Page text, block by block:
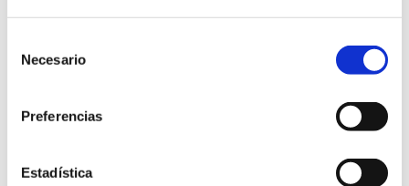
Necesario
Preferencias
Estadística
Analytics
Fotografía
Detrás de toda gran imagen hay un gran